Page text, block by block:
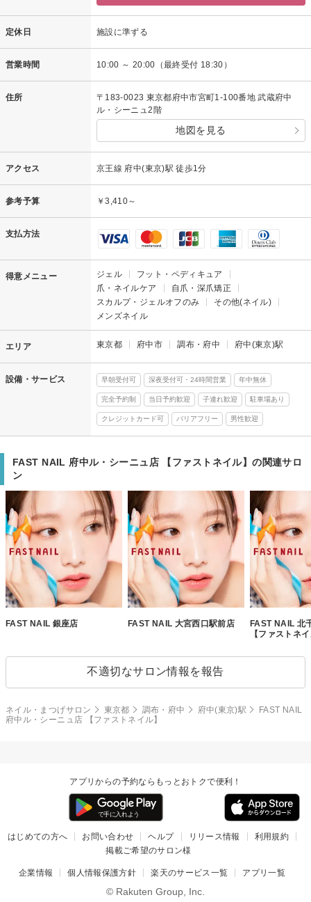
定休日 施設に準ずる
営業時間 10:00 ～ 20:00（最終受付 18:30）
住所
〒183-0023 東京都府中市宮町1-100番地 武蔵府中
ル・シーニュ2階
地図を見る
アクセス 京王線 府中(東京)駅 徒歩1分
参考予算 ￥3,410～
支払方法
得意メニュー ジェル
フット・ペディキュア
爪・ネイルケア
自爪・深爪矯正
スカルプ・ジェルオフのみ
その他(ネイル)
メンズネイル
エリア 東京都 府中市 調布・府中 府中(東京)駅
設備・サービス 早朝受付可 深夜受付可・24時間営業 年中無休
完全予約制 当日予約歓迎 子連れ歓迎 駐車場あり
クレジットカード可 バリアフリー 男性歓迎
FAST NAIL 府中ル・シーニュ店 【ファストネイル】の関連サロ
ン
FAST NAIL 銀座店 FAST NAIL 大宮西口駅前店
FAST NAIL 北
【ファストネ
不適切なサロン情報を報告
ネイル・まつげサロン 東京都 調布・府中 府中(東京)駅
FAST NAIL
府中ル・シーニュ店 【ファストネイル】
アプリからの予約ならもっとおトクで便利！
はじめての方へ お問い合わせ ヘルプ リリース情報
利用規約
掲載ご希望のサロン様
企業情報 個人情報保護方針 楽天のサービス一覧 アプリ一覧
© Rakuten Group, Inc.